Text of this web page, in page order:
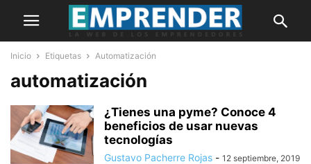
Inicio Etiquetas Automatización
automatización
¿Tienes una pyme? Conoce 4
beneficios de usar nuevas
tecnologías
Gustavo Pacherre Rojas - 12 septiembre, 2019